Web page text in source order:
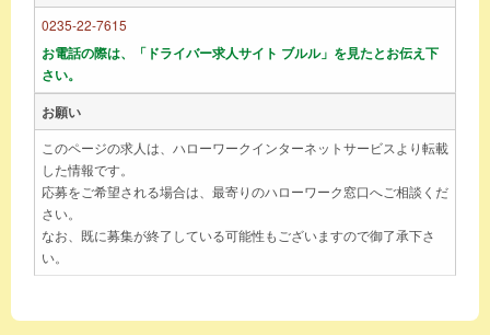
0235-22-7615
お電話の際は、「ドライバー求人サイト ブルル」を見たとお伝え下
さい。
お願い
このページの求人は、ハローワークインターネットサービスより転載
した情報です。
応募をご希望される場合は、最寄りのハローワーク窓口へご相談くだ
さい。
なお、既に募集が終了している可能性もございますので御了承下さ
い。